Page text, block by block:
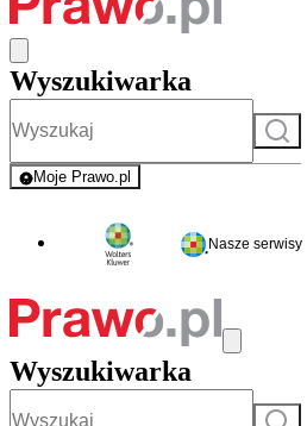
Wyszukiwarka
Szukaj
Moje Prawo.pl
- rejestracja i logowanie do serwisu
Nasze serwisy
Wyszukiwarka
Szukaj